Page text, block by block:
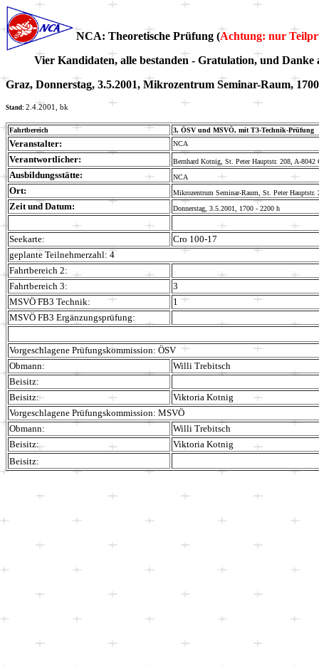
NCA: Theoretische Prüfung (Achtung: nur
Vier Kandidaten, alle bestanden - Gratulation, und Danke
Graz, Donnerstag, 3.5.2001, Mikrozentrum Seminar-Raum,
Stand: 2.4.2001 , bk
Fahrtbereich 3, ÖSV und MSVÖ, mit T3-Technik-Prüfung
Veranstalter: NCA
Verantwortlicher: Bernhard Kotnig, St. Peter Hauptstr. 208, A-8042
Ausbildungsstätte: NCA
Ort: Mikrozentrum Seminar-Raum, St. Peter Hauptstr.
Zeit und Datum: Donnerstag, 3.5.2001, 1700 - 2200 h
Seekarte:
Cro 100-17
geplante Teilnehmerzahl: 4
Fahrtbereich 2:
Fahrtbereich 3:
3
MSVÖ FB3 Technik:
1
MSVÖ FB3 Ergänzungsprüfung:
Vorgeschlagene Prüfungskommission: ÖSV
Obmann:
Willi Trebitsch
Beisitz:
Beisitz:
Viktoria Kotnig
Vorgeschlagene Prüfungskommission: MSVÖ
Obmann:
Willi Trebitsch
Beisitz:
Viktoria Kotnig
Beisitz: